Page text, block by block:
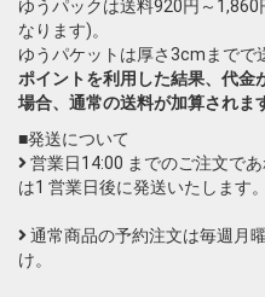
ゆうパックは送料920円～
なります)。
ゆうパケットは厚さ3cmまでで
ポイントを利用した結果、代金
場合、通常の送料が加算されま
■発送について
営業日14:00 までのご注文で
は1 営業日後に発送いたします。
通常商品の予約注文は毎週月
け。